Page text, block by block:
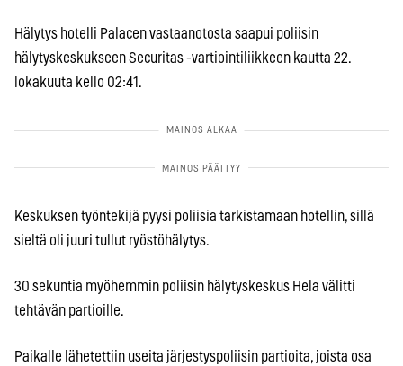
Hälytys hotelli Palacen vastaanotosta saapui poliisin
hälytyskeskukseen Securitas -vartiointiliikkeen kautta 22.
lokakuuta kello 02:41.
Keskuksen työntekijä pyysi poliisia tarkistamaan hotellin, sillä
sieltä oli juuri tullut ryöstöhälytys.
30 sekuntia myöhemmin poliisin hälytyskeskus Hela välitti
tehtävän partioille.
Paikalle lähetettiin useita järjestyspoliisin partioita, joista osa